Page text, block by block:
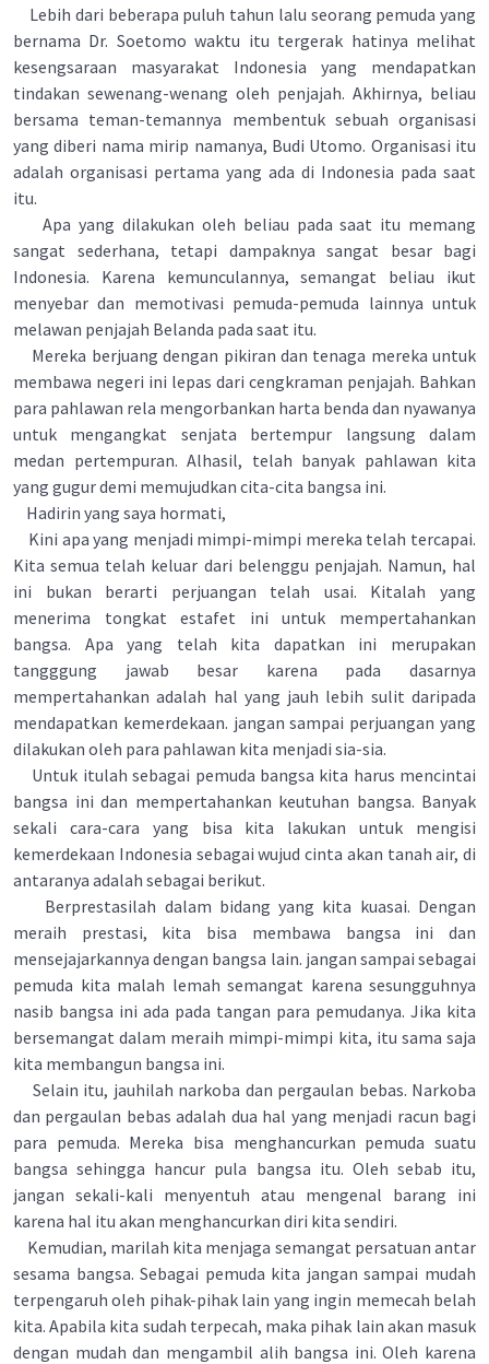
Lebih dari beberapa puluh tahun lalu seorang pemuda yang
bernama Dr. Soetomo waktu itu tergerak hatinya melihat
kesengsaraan masyarakat Indonesia yang mendapatkan
tindakan sewenang-wenang oleh penjajah. Akhirnya, beliau
bersama teman-temannya membentuk sebuah organisasi
yang diberi nama mirip namanya, Budi Utomo. Organisasi itu
adalah organisasi pertama yang ada di Indonesia pada saat
itu.
Apa yang dilakukan oleh beliau pada saat itu memang
sangat sederhana, tetapi dampaknya sangat besar bagi
Indonesia. Karena kemunculannya, semangat beliau ikut
menyebar dan memotivasi pemuda-pemuda lainnya untuk
melawan penjajah Belanda pada saat itu.
Mereka berjuang dengan pikiran dan tenaga mereka untuk
membawa negeri ini lepas dari cengkraman penjajah. Bahkan
para pahlawan rela mengorbankan harta benda dan nyawanya
untuk mengangkat senjata bertempur langsung dalam
medan pertempuran. Alhasil, telah banyak pahlawan kita
yang gugur demi memujudkan cita-cita bangsa ini.
Hadirin yang saya hormati,
Kini apa yang menjadi mimpi-mimpi mereka telah tercapai.
Kita semua telah keluar dari belenggu penjajah. Namun, hal
ini bukan berarti perjuangan telah usai. Kitalah yang
menerima tongkat estafet ini untuk mempertahankan
bangsa. Apa yang telah kita dapatkan ini merupakan
tangggung jawab besar karena pada dasarnya
mempertahankan adalah hal yang jauh lebih sulit daripada
mendapatkan kemerdekaan. jangan sampai perjuangan yang
dilakukan oleh para pahlawan kita menjadi sia-sia.
Untuk itulah sebagai pemuda bangsa kita harus mencintai
bangsa ini dan mempertahankan keutuhan bangsa. Banyak
sekali cara-cara yang bisa kita lakukan untuk mengisi
kemerdekaan Indonesia sebagai wujud cinta akan tanah air, di
antaranya adalah sebagai berikut.
Berprestasilah dalam bidang yang kita kuasai. Dengan
meraih prestasi, kita bisa membawa bangsa ini dan
mensejajarkannya dengan bangsa lain. jangan sampai sebagai
pemuda kita malah lemah semangat karena sesungguhnya
nasib bangsa ini ada pada tangan para pemudanya. Jika kita
bersemangat dalam meraih mimpi-mimpi kita, itu sama saja
kita membangun bangsa ini.
Selain itu, jauhilah narkoba dan pergaulan bebas. Narkoba
dan pergaulan bebas adalah dua hal yang menjadi racun bagi
para pemuda. Mereka bisa menghancurkan pemuda suatu
bangsa sehingga hancur pula bangsa itu. Oleh sebab itu,
jangan sekali-kali menyentuh atau mengenal barang ini
karena hal itu akan menghancurkan diri kita sendiri.
Kemudian, marilah kita menjaga semangat persatuan antar
sesama bangsa. Sebagai pemuda kita jangan sampai mudah
terpengaruh oleh pihak-pihak lain yang ingin memecah belah
kita. Apabila kita sudah terpecah, maka pihak lain akan masuk
dengan mudah dan mengambil alih bangsa ini. Oleh karena